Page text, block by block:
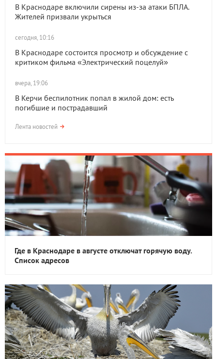
В Краснодаре включили сирены из-за атаки БПЛА.
Жителей призвали укрыться
сегодня, 10:16
В Краснодаре состоится просмотр и обсуждение с
критиком фильма «Электрический поцелуй»
вчера, 19:06
В Керчи беспилотник попал в жилой дом: есть
погибшие и пострадавший
Лента новостей
Где в Краснодаре в августе отключат горячую воду.
Список адресов